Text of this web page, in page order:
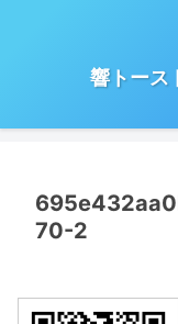
響トース
70-2